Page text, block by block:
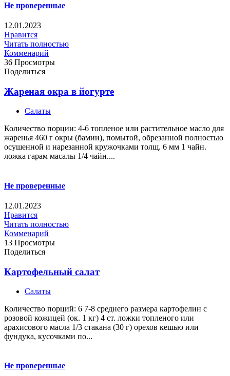
Не проверенные
12.01.2023
Нравится
Читать полностью
Комменарий
36 Просмотры
Поделиться
Жареная окра в йогурте
Салаты
Количество порции: 4-6 топленое или растительное масло для
жаренья 460 г окры (бамии), помытой, обрезанной полностью
осушенной и нарезанной кружочками толщ. 6 мм 1 чайн.
ложка гарам масалы 1/4 чайн....
Не проверенные
12.01.2023
Нравится
Читать полностью
Комменарий
13 Просмотры
Поделиться
Картофельный салат
Салаты
Количество порций: 6 7-8 среднего размера картофелин с
розовой кожицей (ок. 1 кг) 4 ст. ложки топленого или
арахисового масла 1/3 стакана (30 г) орехов кешью или
фундука, кусочками по...
Не проверенные